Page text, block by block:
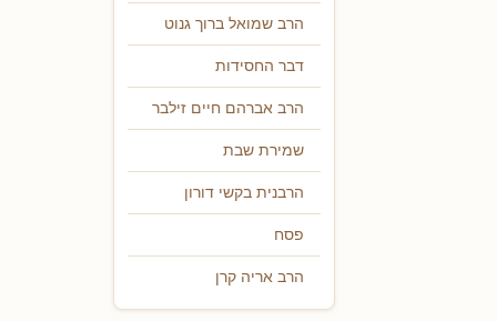
הרב שמואל ברוך גנוט
דבר החסידות
הרב אברהם חיים זילבר
שמירת שבת
הרבנית בקשי דורון
פסח
הרב אריה קרן